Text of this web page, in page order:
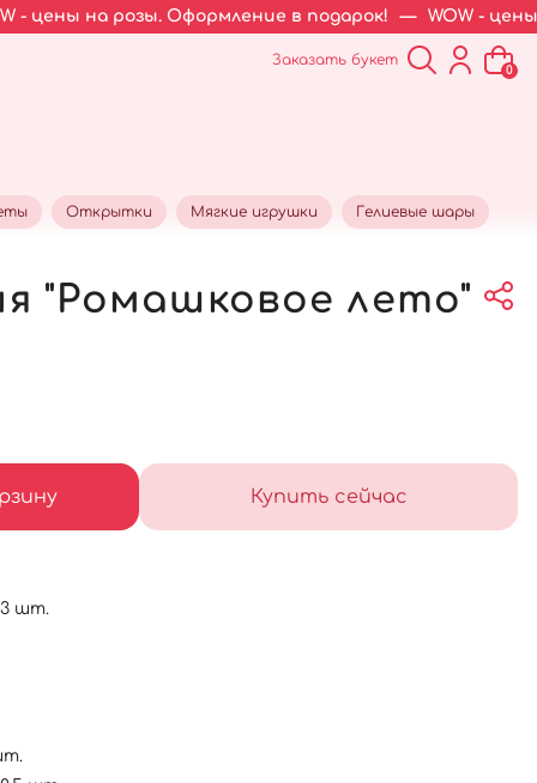
Оформление в подарок! — WOW - цены на розы.
Заказать букет
0
Открытки Мягкие игрушки Гелиевые шары
"Ромашковое лето"
Купить сейчас
3 шт.